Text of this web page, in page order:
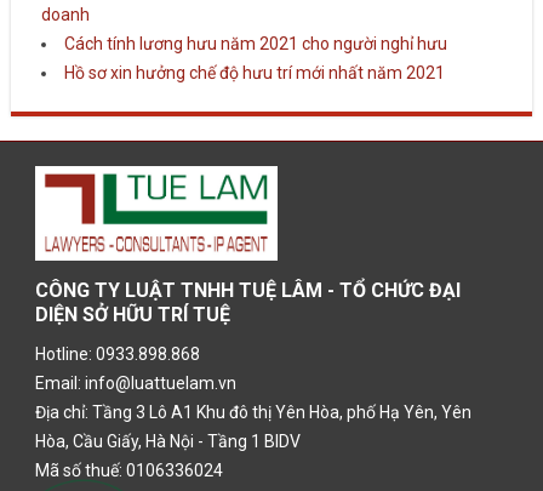
doanh
Cách tính lương hưu năm 2021 cho người nghỉ hưu
Hồ sơ xin hưởng chế độ hưu trí mới nhất năm 2021
CÔNG TY LUẬT TNHH TUỆ LÂM - TỔ CHỨC ĐẠI
DIỆN SỞ HỮU TRÍ TUỆ
Hotline: 0933.898.868
Email: info@luattuelam.vn
Địa chỉ: Tầng 3 Lô A1 Khu đô thị Yên Hòa, phố Hạ Yên, Yên
Hòa, Cầu Giấy, Hà Nội - Tầng 1 BIDV
Mã số thuế: 0106336024